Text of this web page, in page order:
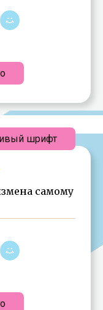
самому
шрифт